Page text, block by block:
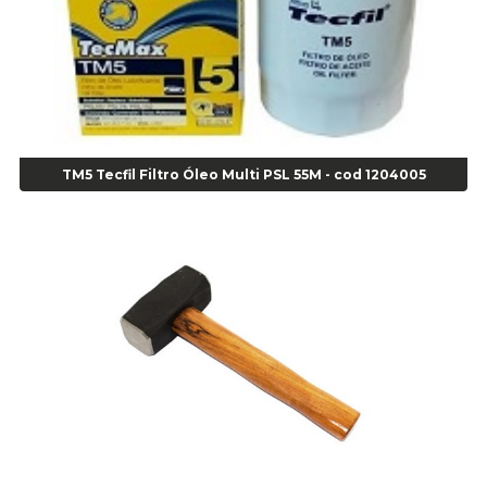
Agulha Escariadora Passeio - Cod 02978
Agulha Escariadora/ Alargadora Caminhão - COD. 02342
Agulha Inserto Pneu s/ câmara - Caminhão - Cod 01909
Agulha Inserto Pneu s/ câmara - Moto - cod 02973
Agulha para Aplicação Vipstem- Vipal - Cod 02558
Alicate Anéis Interno Reto 3.3/8 pol x 6.1/2 pol - cod 00977
Alicate Bico Curvo - Cod 01781
Alicate Bico Reto - Cod 02804
Alicate Bico Reto para Anéis Internos - Cod 00892
Alicate Bico Reto Tipo Telefone - Cod 02911
TM5 Tecfil Filtro Óleo Multi PSL 55M - cod 1204005